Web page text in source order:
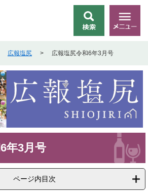
索
メ
ニ
ー
広報塩尻 > 広報塩尻令和6年3月号
年3月号
ページ内目次